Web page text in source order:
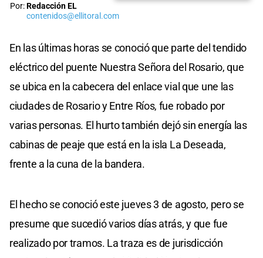
Por:Redacción EL
contenidos@ellitoral.com
En las últimas horas se conoció que parte del tendido
eléctrico del puente Nuestra Señora del Rosario, que
se ubica en la cabecera del enlace vial que une las
ciudades de Rosario y Entre Ríos, fue robado por
varias personas. El hurto también dejó sin energía las
cabinas de peaje que está en la isla La Deseada,
frente a la cuna de la bandera.
El hecho se conoció este jueves 3 de agosto, pero se
presume que sucedió varios días atrás, y que fue
realizado por tramos. La traza es de jurisdicción